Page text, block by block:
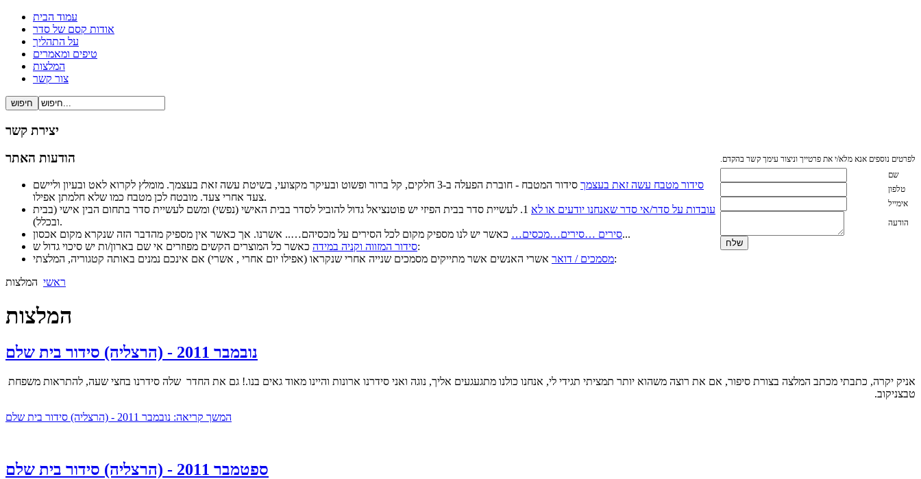
עמוד הבית
אודות קסם של סדר
על התהליך
טיפים ומאמרים
המלצות
צור קשר
יצירת קשר
לפרטים נוספים אנא מלא/י את פרטייך וניצור עימך קשר בהקדם.
שם
טלפון
אימייל
הודעה
הודעות האתר
סידור מטבח עשה זאת בעצמך
סידור המטבח - חוברת הפעלה ב-3 חלקים, קל ברור ופשוט ובעיקר מקצועי, בשיטת עשה זאת בעצמך. מומלץ לקרוא לאט ובעיון וליישם
צעד אחרי צעד. מובטח לכן מטבח כמו שלא חלמתן אפילו.
עובדות על סדר/אי סדר שאנחנו יודעים או לא
1. לעשיית סדר בבית הפיזי יש פוטנציאל גדול להוביל לסדר בבית האישי (נפשי) ומשם לעשיית סדר בתחום הבין אישי (בבית
ובכלל).
סירים …סירים…מכסים…כאשר יש לנו מספיק מקום לכל הסירים על מכסיהם….. אשרנו. אך כאשר אין מספיק מהדבר הזה שנקרא מקום אכסון...
סידור המזווה וקניה במידהכאשר כל המוצרים הקשים מפוזרים אי שם בארון/ות יש סיכוי גדול ש:
מסמכים / דואראשרי האנשים אשר מתייקים מסמכים שנייה אחרי שנקראו (אפילו יום אחרי , אשרי) אם אינכם נמנים באותה קטגוריה, המלצתי:
ראשי המלצות
המלצות
נובמבר 2011 - (הרצליה) סידור בית שלם
אניק יקרה, כתבתי מכתב המלצה בצורת סיפור, אם את רוצה משהוא יותר תמציתי תגידי לי, אנחנו כולנו מתגעגעים אליך, נוגה ואני סידרנו ארונות והיינו מאוד גאים בנו.! גם את החדר שלה סידרנו בחצי שעה, להתראות משפחת
טבצניקוב.
המשך קריאה: נובמבר 2011 - (הרצליה) סידור בית שלם
ספטמבר 2011 - (הרצליה) סידור בית שלם